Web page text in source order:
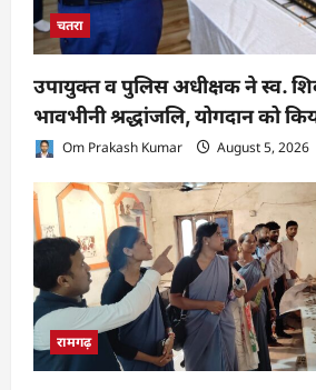
चतरा
उपायुक्त व पुलिस अधीक्षक ने स्व.
भावभीनी श्रद्धांजलि, योगदान को
Om Prakash Kumar August 5, 2026
रामगढ़